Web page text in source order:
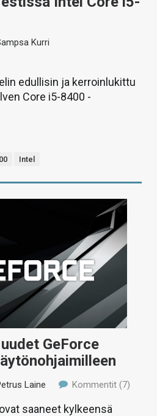
Kurri
edullisin ja kerroinlukittu
Core i5-8400 -
Intel
GeForce
Laine Kommentit (7)
saaneet kylkeensä